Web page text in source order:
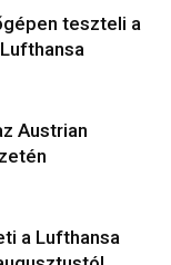
teszteli a
Austrian
a Lufthansa